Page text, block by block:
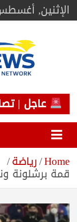
Skip
toالإثنين, أغسطس 10,
BAZNEWS
شبكة بازعاجل |
Home رياضة
قمة برشلونة